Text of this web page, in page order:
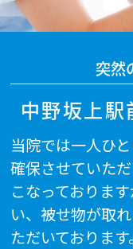
突然
中野坂上駅
当院では一人ひ
確保させていた
こなっておりま
い、被せ物が取
ただいておりま